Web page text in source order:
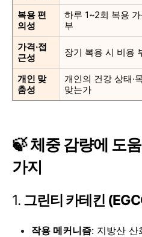
복용 편
의성
하루 1~2회 복용
부
가격·접
근성
장기 복용 시 비용
개인 맞
춤성
개인의 건강 상태·
맞는가
🍃 체중 감량에 도
가지
1. 그린티 카테킨
작용 메커니즘: 지방산 산